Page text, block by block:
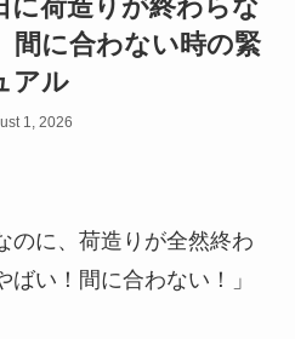
に荷造りが終わらな
間に合わない時の緊
アル
1, 2026
のに、荷造りが全然終わ
い！間に合わない！」